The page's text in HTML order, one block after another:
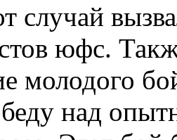
случай
юфс.
молодого
над